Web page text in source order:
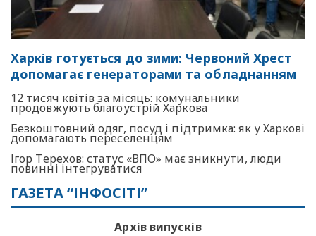
Харків готується до зими: Червоний Хрест
допомагає генераторами та обладнанням
12 тисяч квітів за місяць: комунальники
продовжують благоустрій Харкова
Безкоштовний одяг, посуд і підтримка: як у Харкові
допомагають переселенцям
Ігор Терехов: статус «ВПО» має зникнути, люди
повинні інтегруватися
ГАЗЕТА “ІНФОСІТІ”
Архів випусків